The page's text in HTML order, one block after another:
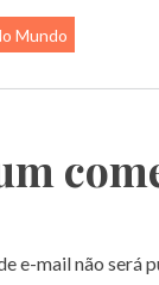
Mundo
e-mail não será